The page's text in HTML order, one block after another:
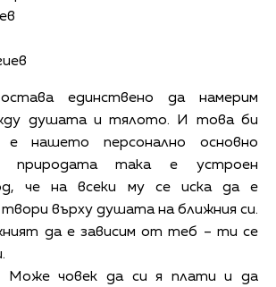
единствено да намерим
душата и тялото. И това би
нашето персонално основно
природата така е устроен
че на всеки му се иска да е
върху душата на ближния си.
да е зависим от теб – ти се
Може човек да си я плати и да